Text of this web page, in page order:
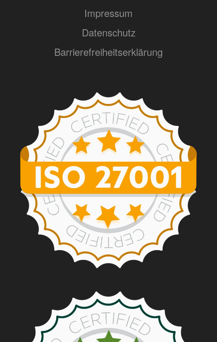
Impressum
Datenschutz
Barrierefreiheitserklärung